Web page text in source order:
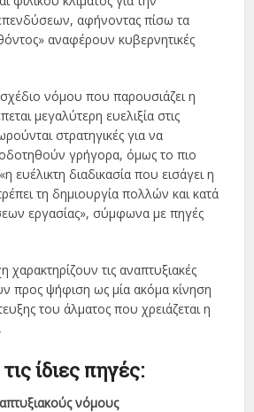
αφήνοντας πίσω τα
αναφέρουν κυβερνητικές
νόμου που παρουσιάζει η
μεγαλύτερη ευελιξία στις
στρατηγικές για να
γρήγορα, όμως το πιο
ευέλικτη διαδικασία που εισάγει η
τη δημιουργία πολλών και κατά
εργασίας», σύμφωνα με πηγές
χαρακτηρίζουν τις αναπτυξιακές
προς ψήφιση ως μία ακόμα κίνηση
του άλματος που χρειάζεται η
ίδιες πηγές:
νόμους